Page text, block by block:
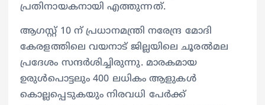
പ്രതിനായകനായി എത്തുന്നത്.
ആഗസ്റ്റ് 10 ന് പ്രധാനമന്ത്രി നരേന്ദ്ര മോദി
കേരളത്തിലെ വയനാട് ജില്ലയിലെ ചൂരൽമല
പ്രദേശം സന്ദർശിച്ചിരുന്നു. മാരകമായ
ഉരുൾപൊട്ടലും 400 ലധികം ആളുകൾ
കൊല്ലപ്പെടുകയും നിരവധി പേർക്ക്